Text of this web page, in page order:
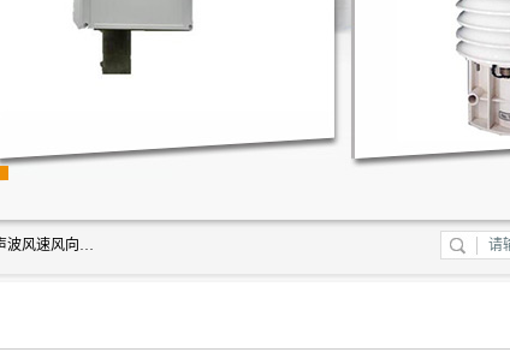
富奥通科技主营：气象五参数,气象六要素,微型自动气象站,网格化空气质量监测仪,六要素自动气象站,超声波风速风向传感器,能见度仪,大气微型站,交通自动气象站,高速路面结冰监测,路面状况传感器等。